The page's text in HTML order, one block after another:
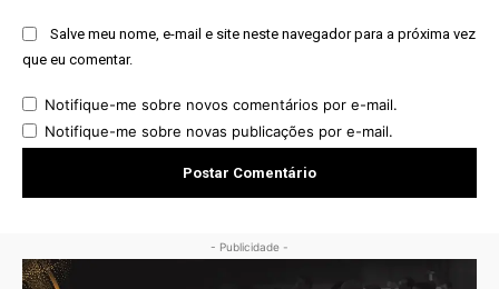
Salve meu nome, e-mail e site neste navegador para a próxima vez
que eu comentar.
Notifique-me sobre novos comentários por e-mail.
Notifique-me sobre novas publicações por e-mail.
- Publicidade -